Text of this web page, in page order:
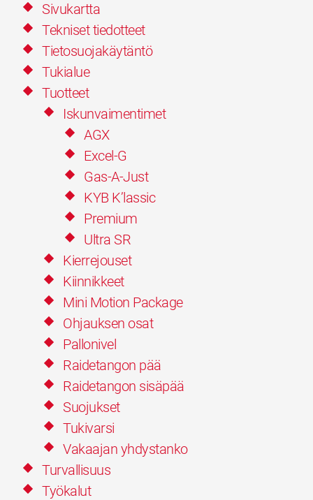
Sivukartta
Tekniset tiedotteet
Tietosuojakäytäntö
Tukialue
Tuotteet
Iskunvaimentimet
AGX
Excel-G
Gas-A-Just
KYB K’lassic
Premium
Ultra SR
Kierrejouset
Kiinnikkeet
Mini Motion Package
Ohjauksen osat
Pallonivel
Raidetangon pää
Raidetangon sisäpää
Suojukset
Tukivarsi
Vakaajan yhdystanko
Turvallisuus
Työkalut